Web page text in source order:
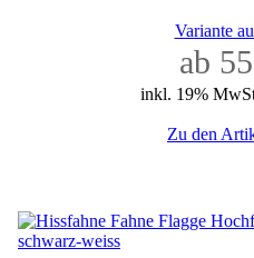
Variante
ab
inkl. 19%
Zu den